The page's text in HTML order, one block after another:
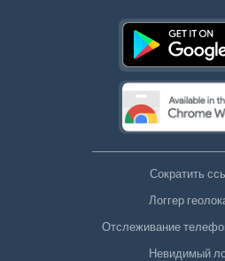
Сократить
Логгер
Отслеживание
Невидимый